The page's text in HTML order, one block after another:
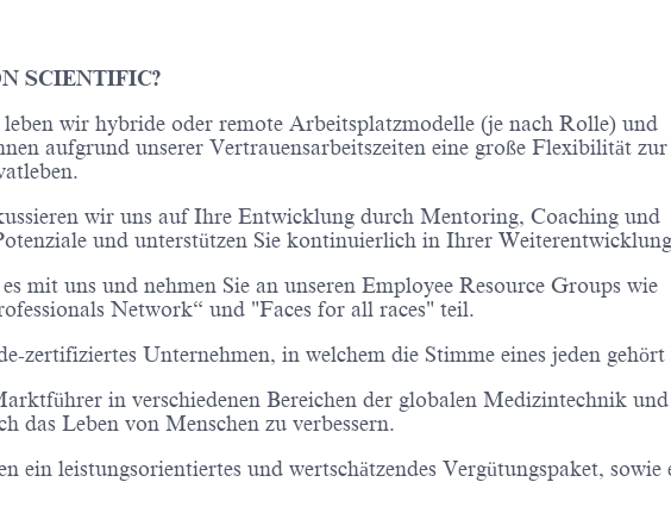
SCIENTIFIC?
wir hybride oder remote Arbeitsplatzmodelle (je nach Rolle) und
aufgrund unserer Vertrauensarbeitszeiten eine große Flexibilität zur
wir uns auf Ihre Entwicklung durch Mentoring, Coaching und
und unterstützen Sie kontinuierlich in Ihrer
mit uns und nehmen Sie an unseren Employee Resource Groups wie
Network“ und "Faces for all races" teil.
zertifiziertes Unternehmen, in welchem die Stimme eines jeden
in verschiedenen Bereichen der globalen Medizintechnik und
das Leben von Menschen zu verbessern.
ein leistungsorientiertes und wertschätzendes Vergütungspaket, sowie